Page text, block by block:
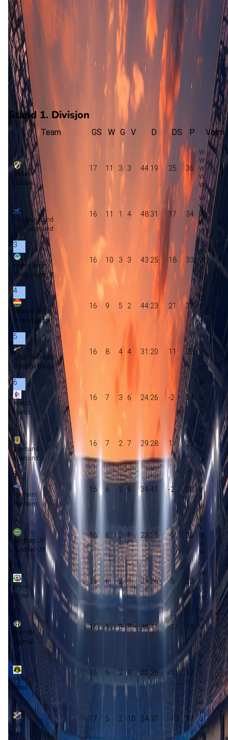
-
Kongsvinger
Kongsvinger
24aantal goals
4gewonnen
10verloren
vorm
Stand 1. Divisjon
Team GS W G V D DS P Vorm
1
Stabaek
Stabaek
17 11 3 3 44:19 25 36
2
FK Haugesund
FK Haugesund
16 11 1 4 48:31 17 34
3
Kongsvinger
Kongsvinger
16 10 3 3 43:25 18 33
4
Stroemsgodset
Stroemsgodset
16 9 5 2 44:23 21 32
5
Odds Ballklubb
Odds Ballklubb
16 8 4 4 31:20 11 28
6
Hoedd
Hoedd
16 7 3 6 24:26 -2 24
7
Egersund
Egersund
16 7 2 7 29:28 1 23
8
Ranheim
Ranheim
16 6 2 8 39:41 -2 20
9
Sandnes Ulf
Sandnes Ulf
16 6 2 8 23:28 -5 20
10
Bryne
Bryne
16 6 2 8 21:26 -5 20
11
Sogndal
Sogndal
16 5 3 8 30:41 -11 18
12
Moss
Moss
16 5 2 9 25:36 -11 17
13
Lyn
Lyn
17 5 2 10 24:37 -13 17